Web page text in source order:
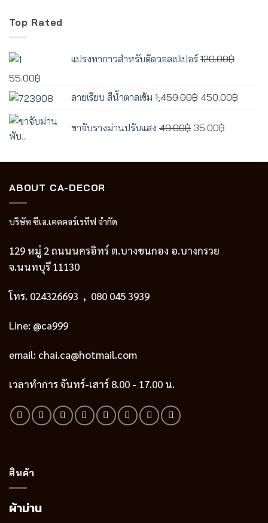
Top Rated
แปรงทากาวสำหรับติดวอลเปเปอร์ 120.00฿
Original
price
120.00฿.
55.00฿
price
55.00฿.
ลายเรียบ สีน้ำตาลเข้ม 1,459.00฿ Original
was:
450.00฿
ขาจับรางม่านปรับแสง 49.00฿ price
49.00฿.
35.00฿
35.00฿.
ABOUT CA-DECOR
บริษัท ซีเอ.เคคคอร์เรทีฟ จำกัด
129 หมู่ 2 ถนนนครอิทร์ ต.บางขนกอง อ.บางกรวย
จ.นนทบุรี 11130
โทร. 024326693 , 080 045 3939
Line: @ca999
email: chai.ca@hotmail.com
เวลาทำการ จันทร์-เสาร์ 8.00 - 17.00 น.
สินค้า
ผ้าม่าน